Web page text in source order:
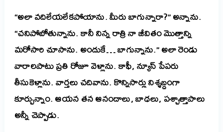
“అలా వదిలేయలేకపోయాను. మీరు బాగున్నారా?” అన్నాను.
“చనిపోబోతున్నాను. కానీ నిన్న రాత్రి నా జీవితం మొత్తాన్ని
మరోసారి చూసాను. అందుకే… బాగున్నాను.” అలా రెండు
వారాలపాటు ప్రతి రోజూ వెళ్లాను. కాఫీ, న్యూస్ పేపరు
తీసుకెళ్లాను. వార్తలు చదివాను. కొన్నిసార్లు నిశ్శబ్దంగా
కూర్చున్నాం. ఆయన తన ఆనందాలు, బాధలు, పశ్చాత్తాపాలు
అన్నీ చెప్పాడు.